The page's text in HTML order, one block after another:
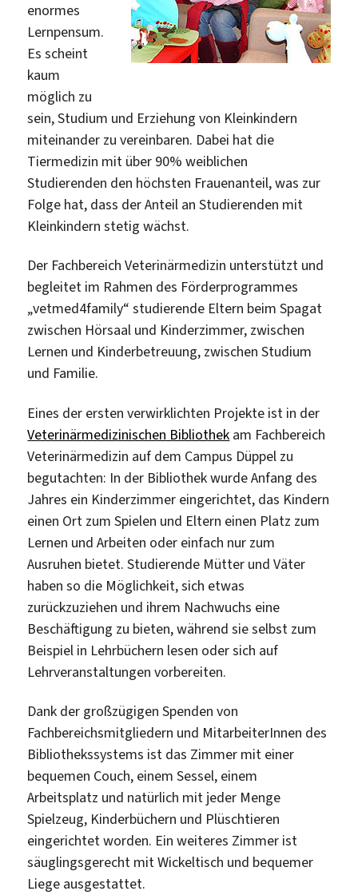
enormes
Lernpensum.
Es scheint
kaum
möglich zu
sein, Studium und Erziehung von Kleinkindern
miteinander zu vereinbaren. Dabei hat die
Tiermedizin mit über 90% weiblichen
Studierenden den höchsten Frauenanteil, was zur
Folge hat, dass der Anteil an Studierenden mit
Kleinkindern stetig wächst.
Der Fachbereich Veterinärmedizin unterstützt und
begleitet im Rahmen des Förderprogrammes
„vetmed4family“ studierende Eltern beim Spagat
zwischen Hörsaal und Kinderzimmer, zwischen
Lernen und Kinderbetreuung, zwischen Studium
und Familie.
Eines der ersten verwirklichten Projekte ist in der
Veterinärmedizinischen Bibliothek am Fachbereich
Veterinärmedizin auf dem Campus Düppel zu
begutachten: In der Bibliothek wurde Anfang des
Jahres ein Kinderzimmer eingerichtet, das Kindern
einen Ort zum Spielen und Eltern einen Platz zum
Lernen und Arbeiten oder einfach nur zum
Ausruhen bietet. Studierende Mütter und Väter
haben so die Möglichkeit, sich etwas
zurückzuziehen und ihrem Nachwuchs eine
Beschäftigung zu bieten, während sie selbst zum
Beispiel in Lehrbüchern lesen oder sich auf
Lehrveranstaltungen vorbereiten.
Dank der großzügigen Spenden von
Fachbereichsmitgliedern und MitarbeiterInnen des
Bibliothekssystems ist das Zimmer mit einer
bequemen Couch, einem Sessel, einem
Arbeitsplatz und natürlich mit jeder Menge
Spielzeug, Kinderbüchern und Plüschtieren
eingerichtet worden. Ein weiteres Zimmer ist
säuglingsgerecht mit Wickeltisch und bequemer
Liege ausgestattet.